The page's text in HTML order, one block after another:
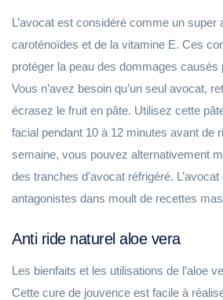
L’avocat est considéré comme un super
caroténoïdes et de la vitamine E. Ces
protéger la peau des dommages causés
Vous n’avez besoin qu’un seul avocat,
écrasez le fruit en pâte. Utilisez cette
facial pendant 10 à 12 minutes avant de
semaine, vous pouvez alternativement
des tranches d’avocat réfrigéré.
antagonistes dans moult de recettes
Anti ride naturel aloe vera
Les bienfaits et les utilisations de l’aloe
Cette cure de jouvence est facile à